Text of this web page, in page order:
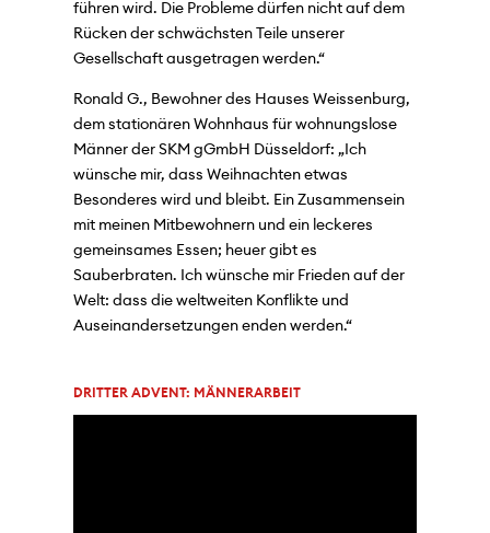
führen wird. Die Probleme dürfen nicht auf dem
Rücken der schwächsten Teile unserer
Gesellschaft ausgetragen werden.“
Ronald G., Bewohner des Hauses Weissenburg,
dem stationären Wohnhaus für wohnungslose
Männer der SKM gGmbH Düsseldorf: „Ich
wünsche mir, dass Weihnachten etwas
Besonderes wird und bleibt. Ein Zusammensein
mit meinen Mitbewohnern und ein leckeres
gemeinsames Essen; heuer gibt es
Sauberbraten. Ich wünsche mir Frieden auf der
Welt: dass die weltweiten Konflikte und
Auseinandersetzungen enden werden.“
DRITTER ADVENT: MÄNNERARBEIT